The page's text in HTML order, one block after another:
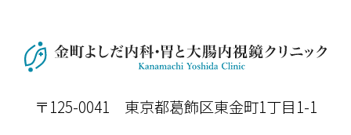
〒125-0041 東京都葛飾区東金町1丁目1-1